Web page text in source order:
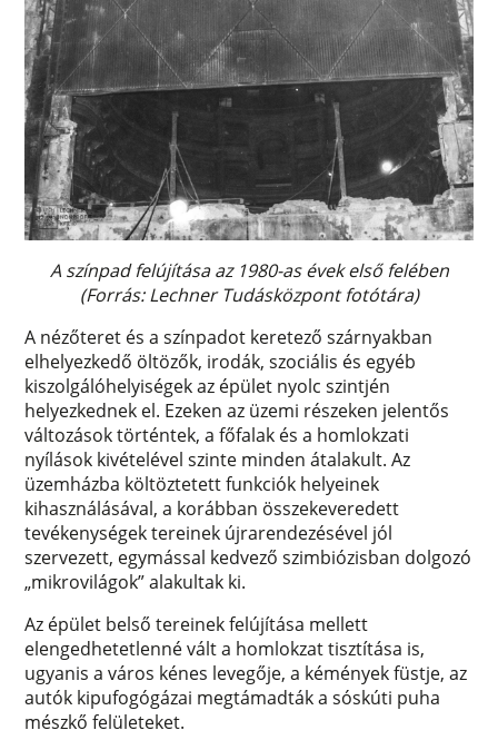
A színpad felújítása az 1980-as évek első felében
(Forrás: Lechner Tudásközpont fotótára)
A nézőteret és a színpadot keretező szárnyakban
elhelyezkedő öltözők, irodák, szociális és egyéb
kiszolgálóhelyiségek az épület nyolc szintjén
helyezkednek el. Ezeken az üzemi részeken jelentős
változások történtek, a főfalak és a homlokzati
nyílások kivételével szinte minden átalakult. Az
üzemházba költöztetett funkciók helyeinek
kihasználásával, a korábban összekeveredett
tevékenységek tereinek újrarendezésével jól
szervezett, egymással kedvező szimbiózisban dolgozó
„mikrovilágok” alakultak ki.
Az épület belső tereinek felújítása mellett
elengedhetetlenné vált a homlokzat tisztítása is,
ugyanis a város kénes levegője, a kémények füstje, az
autók kipufogógázai megtámadták a sóskúti puha
mészkő felületeket.